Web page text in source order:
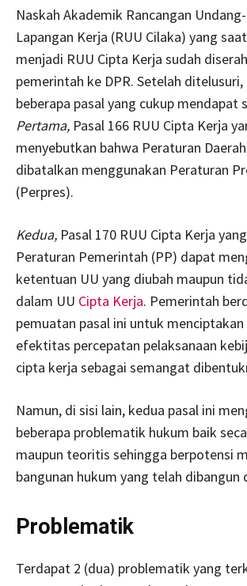
Naskah Akademik Rancangan
Lapangan Kerja (RUU Cilaka) yang
menjadi RUU Cipta Kerja sudah
pemerintah ke DPR. Setelah
beberapa pasal yang cukup mendapat
Pertama, Pasal 166 RUU Cipta Kerja
menyebutkan bahwa Peraturan
dibatalkan menggunakan Peraturan
(Perpres).
Kedua, Pasal 170 RUU Cipta Kerja
Peraturan Pemerintah (PP) dapat
ketentuan UU yang diubah maupun
dalam UU Cipta Kerja. Pemerintah
pemuatan pasal ini untuk
efektitas percepatan pelaksanaan
cipta kerja sebagai semangat
Namun, di sisi lain, kedua pasal ini
beberapa problematik hukum baik
maupun teoritis sehingga berpotensi
bangunan hukum yang telah dibangun
Problematik
Terdapat 2 (dua) problematik yang